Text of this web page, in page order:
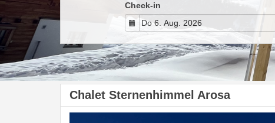
Check-in
Chalet Sternenhimmel Arosa